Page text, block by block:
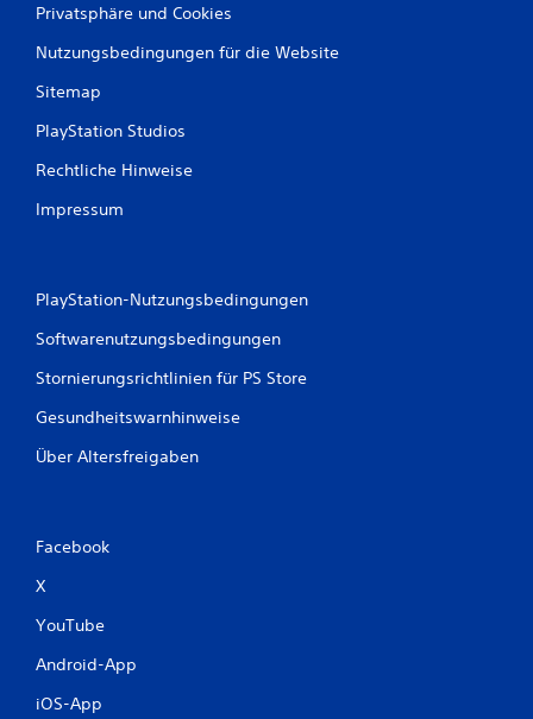
Privatsphäre und Cookies
Nutzungsbedingungen für die Website
Sitemap
PlayStation Studios
Rechtliche Hinweise
Impressum
PlayStation-Nutzungsbedingungen
Softwarenutzungsbedingungen
Stornierungsrichtlinien für PS Store
Gesundheitswarnhinweise
Über Altersfreigaben
Facebook
X
YouTube
Android-App
iOS-App